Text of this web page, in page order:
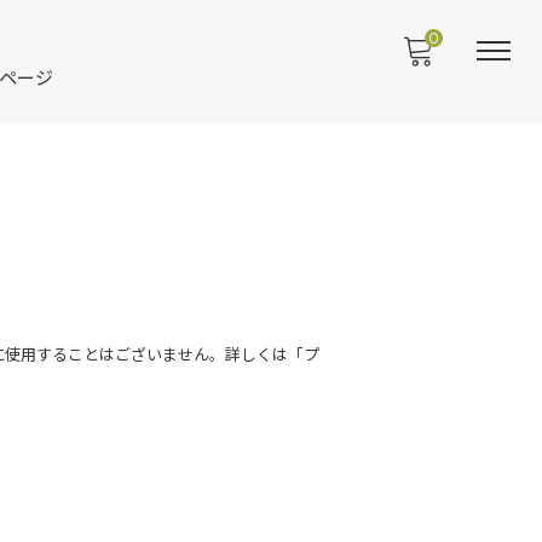
ージ
0
用することはございません。詳しくは「プ